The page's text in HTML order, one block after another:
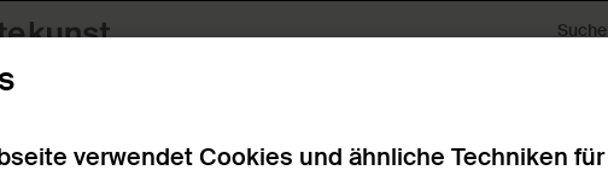
Suche
verwendet Cookies und ähnliche Techniken